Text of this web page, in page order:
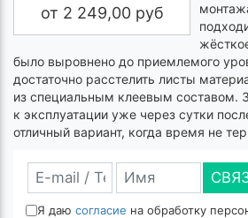
от 2 249,00 руб
было выровнено до приемлемого
достаточно расстелить листы
из специальным клеевым составом.
к эксплуатации уже через сутки
отличный вариант, когда время не
Я даю согласие на обработку